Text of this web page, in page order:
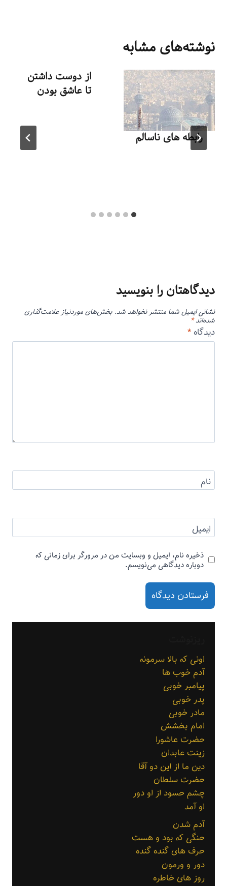
نوشته‌های مشابه
رابطه های ناسالم
از دوست داشتن
تا عاشق بودن
دیدگاهتان را بنویسید
نشانی ایمیل شما منتشر نخواهد شد. بخش‌های موردنیاز علامت‌گذاری
شده‌اند*
دیدگاه *
نام
ایمیل
ذخیره نام، ایمیل و وبسایت من در مرورگر برای زمانی که
دوباره دیدگاهی می‌نویسم.
اونی که بالا سرمونه
آدم خوب ها
پیامبر خوبی
پدر خوبی
مادر خوبی
امام بخشش
حضرت عاشورا
زینت عابدان
دین ما از این دو آقا
حضرت سلطان
چشم حسود از او دور
او آمد
آدم شدن
حنگی که بود و هست
حرف های گنده گنده
دور و ورمون
روز های خاطره